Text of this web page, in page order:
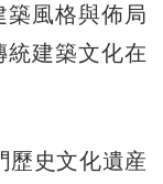
築風格與佈局
統建築文化在
史文化遺産